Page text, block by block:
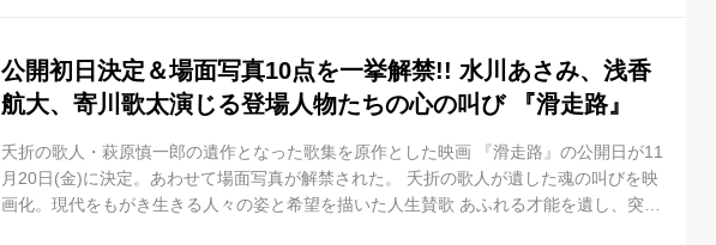
公開初日決定＆場面写真10点を一挙解禁!! 水川あさみ、浅香
航大、寄川歌太演じる登場人物たちの心の叫び 『滑走路』
夭折の歌人・萩原慎一郎の遺作となった歌集を原作とした映画 『滑走路』の公開日が11
月20日(金)に決定。あわせて場面写真が解禁された。 夭折の歌人が遺した魂の叫びを映
画化。現代をもがき生きる人々の姿と希望を描いた人生賛歌 あふれる才能を遺し、突然